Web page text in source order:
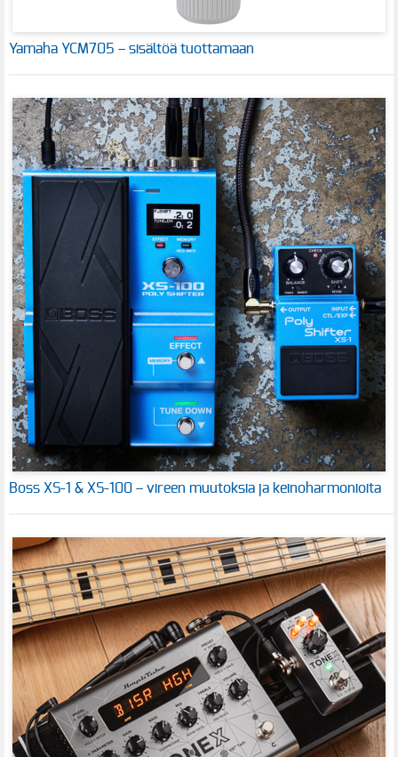
Yamaha YCM705 – sisältöä tuottamaan
Boss XS-1 & XS-100 – vireen muutoksia ja keinoharmonioita